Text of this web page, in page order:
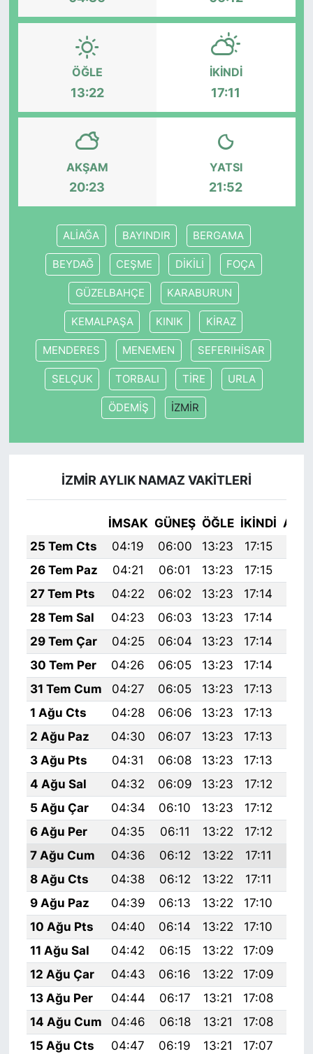
ÖĞLE
13:22
İKINDI
17:11
AKŞAM
20:23
YATSI
21:52
ALİAĞA BAYINDIR BERGAMA
BEYDAĞ CEŞME DİKİLİ FOÇA
GÜZELBAHÇE KARABURUN
KEMALPAŞA KINIK KİRAZ
MENDERES MENEMEN SEFERIHİSAR
SELÇUK TORBALI TİRE URLA
ÖDEMİŞ İZMİR
İZMİR AYLIK NAMAZ VAKITLERI
İMSAK GÜNEŞ ÖĞLE İKINDI
25 Tem Cts
04:19 06:00 13:23 17:15
26 Tem Paz
04:21 06:01 13:23 17:15
27 Tem Pts
04:22 06:02 13:23 17:14
28 Tem Sal
04:23 06:03 13:23 17:14
29 Tem Çar
04:25 06:04 13:23 17:14
30 Tem Per
04:26 06:05 13:23 17:14
31 Tem Cum
04:27 06:05 13:23 17:13
1 Ağu Cts
04:28 06:06 13:23 17:13
2 Ağu Paz
04:30 06:07 13:23 17:13
3 Ağu Pts
04:31 06:08 13:23 17:13
4 Ağu Sal
04:32 06:09 13:23 17:12
5 Ağu Çar
04:34 06:10 13:23 17:12
6 Ağu Per
04:35 06:11 13:22 17:12
7 Ağu Cum
04:36 06:12 13:22 17:11
8 Ağu Cts
04:38 06:12 13:22 17:11
9 Ağu Paz
04:39 06:13 13:22 17:10
10 Ağu Pts
04:40 06:14 13:22 17:10
11 Ağu Sal
04:42 06:15 13:22 17:09
12 Ağu Çar
04:43 06:16 13:22 17:09
13 Ağu Per
04:44 06:17 13:21 17:08
14 Ağu Cum
04:46 06:18 13:21 17:08
15 Ağu Cts
04:47 06:19 13:21 17:07